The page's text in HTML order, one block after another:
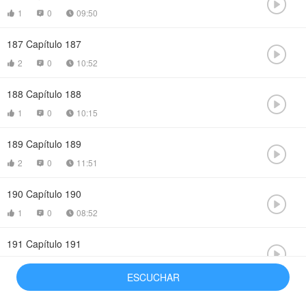
 1  0  09:50 
187 Capítulo 187
 2  0  10:52 
188 Capítulo 188
 1  0  10:15 
189 Capítulo 189
 2  0  11:51 
190 Capítulo 190
 1  0  08:52 
191 Capítulo 191
 0  09:27 
192 Capítulo 192
ESCUCHAR